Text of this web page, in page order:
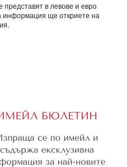
в левове и евро
информация ще откриете на